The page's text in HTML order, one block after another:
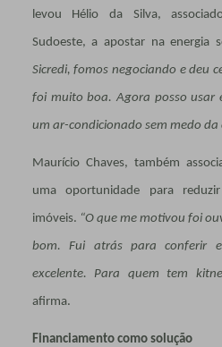
levou Hélio da Silva,
Sudoeste, a apostar na energia
Sicredi, fomos negociando e deu
foi muito boa. Agora posso usar
um ar-condicionado sem medo da
Maurício Chaves, também
uma oportunidade para
imóveis. “O que me motivou foi
bom. Fui atrás para conferir
excelente. Para quem tem
afirma.
Financiamento como solução